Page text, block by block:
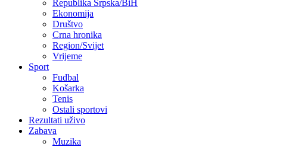
Republika Srpska/BiH
Ekonomija
Društvo
Crna hronika
Region/Svijet
Vrijeme
Sport
Fudbal
Košarka
Tenis
Ostali sportovi
Rezultati uživo
Zabava
Muzika